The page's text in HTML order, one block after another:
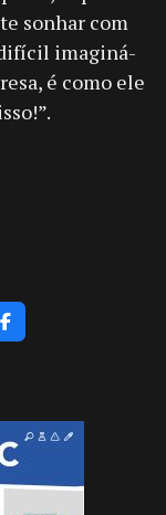
sonhar com
imaginá-
é como ele